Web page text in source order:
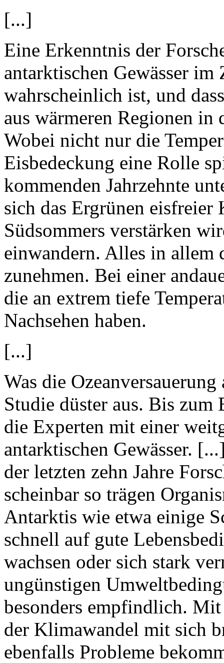
[...]
Eine Erkenntnis der
antarktischen Gewässer
wahrscheinlich ist, und
aus wärmeren Regionen
Wobei nicht nur die
Eisbedeckung eine Rolle
kommenden Jahrzehnte
sich das Ergrünen eisfreier
Südsommers verstärken
einwandern. Alles in allem
zunehmen. Bei einer
die an extrem tiefe
Nachsehen haben.
[...]
Was die
Studie düster aus. Bis zum
die Experten mit einer
antarktischen Gewässer.
der letzten zehn Jahre
scheinbar so trägen
Antarktis wie etwa einige
schnell auf gute
wachsen oder sich stark
ungünstigen
besonders empfindlich.
der Klimawandel mit sich
ebenfalls Probleme